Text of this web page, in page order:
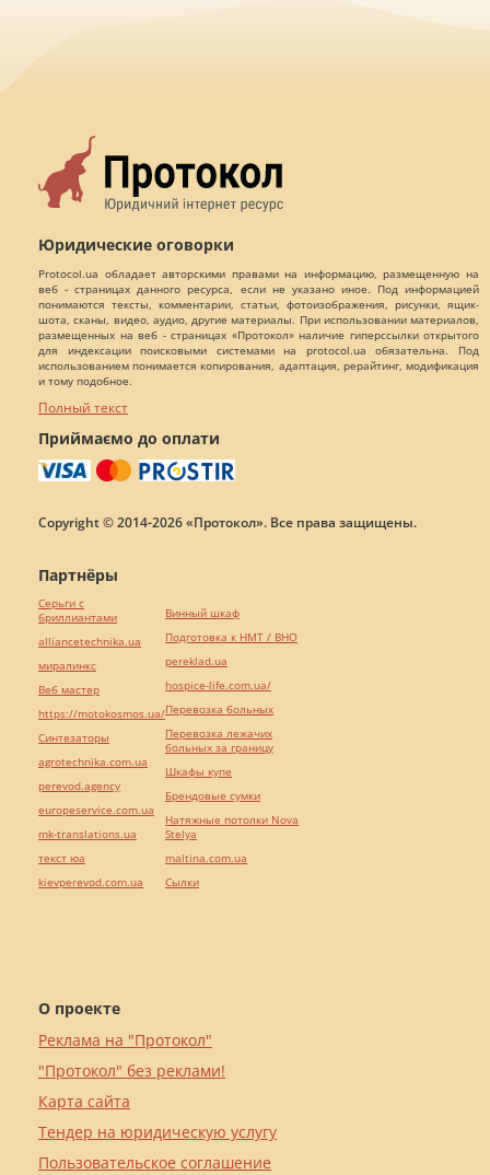
Юридические оговорки
Protocol.ua обладает авторскими правами на информацию, размещенную на
веб - страницах данного ресурса, если не указано иное. Под информацией
понимаются тексты, комментарии, статьи, фотоизображения, рисунки, ящик-
шота, сканы, видео, аудио, другие материалы. При использовании материалов,
размещенных на веб - страницах «Протокол» наличие гиперссылки открытого
для индексации поисковыми системами на protocol.ua обязательна. Под
использованием понимается копирования, адаптация, рерайтинг, модификация
и тому подобное.
Полный текст
Приймаємо до оплати
Copyright © 2014-2026 «Протокол». Все права защищены.
О проекте
Реклама на "Протокол"
"Протокол" без реклами!
Карта сайта
Тендер на юридическую услугу
Пользовательское соглашение
Партнёры
Серьги с
бриллиантами
alliancetechnika.ua
миралинкс
Веб мастер
https://motokosmos.ua/
Синтезаторы
agrotechnika.com.ua
perevod.agency
europeservice.com.ua
mk-translations.ua
текст юа
kievperevod.com.ua
Винный шкаф
Подготовка к НМТ / ВНО
pereklad.ua
hospice-life.com.ua/
Перевозка больных
Перевозка лежачих
больных за границу
Шкафы купе
Брендовые сумки
Натяжные потолки Nova
Stelya
maltina.com.ua
Cылки